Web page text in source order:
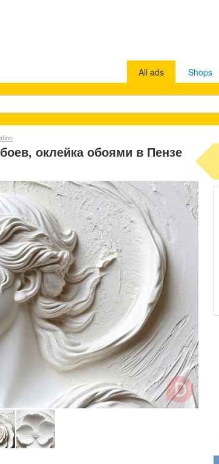
Shops
All ads
оклейка обоями в Пензе